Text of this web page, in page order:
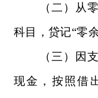
（二）从
科目，贷记“零
（三）因
现金，按照借